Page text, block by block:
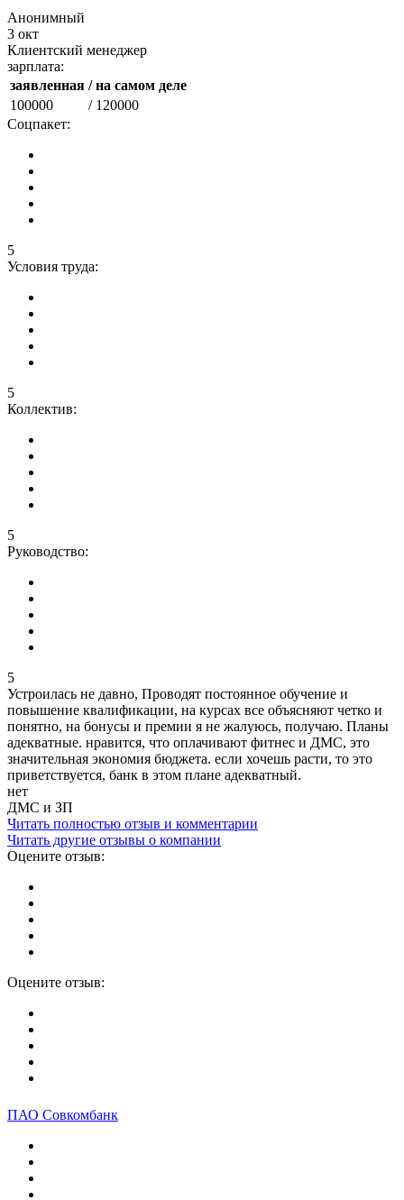
Анонимный
3 окт
Клиентский менеджер
зарплата:
заявленная / на самом деле
100000
/ 120000
Соцпакет:
5
Условия труда:
5
Коллектив:
5
Руководство:
5
Устроилась не давно, Проводят постоянное обучение и
повышение квалификации, на курсах все объясняют четко и
понятно, на бонусы и премии я не жалуюсь, получаю. Планы
адекватные. нравится, что оплачивают фитнес и ДМС, это
значительная экономия бюджета. если хочешь расти, то это
приветствуется, банк в этом плане адекватный.
нет
ДМС и ЗП
Читать полностью отзыв и комментарии
Читать другие отзывы о компании
Оцените отзыв:
Оцените отзыв:
ПАО Совкомбанк